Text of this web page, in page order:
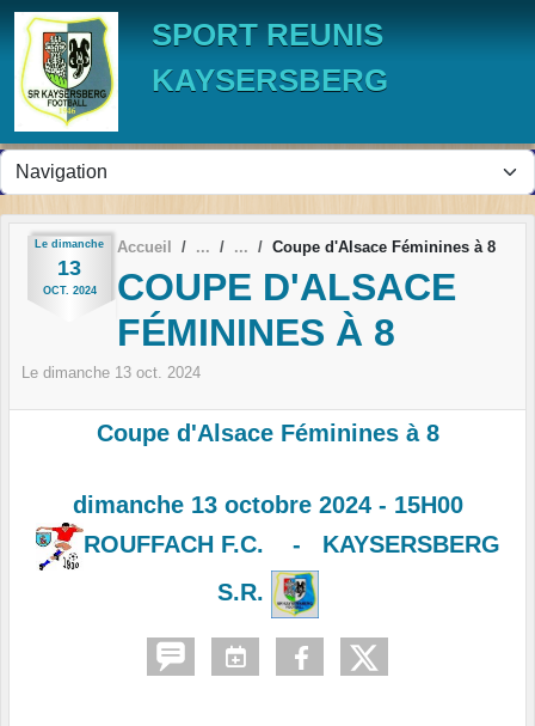
SPORT REUNIS
KAYSERSBERG
Le dimanche
13
OCT. 2024
Accueil Coupe d'Alsace Féminines à 8
COUPE D'ALSACE
FÉMININES À 8
Le dimanche 13 oct. 2024
Coupe d'Alsace Féminines à 8
dimanche 13 octobre 2024 - 15H00
ROUFFACH F.C. -
KAYSERSBERG
S.R.
Panneau de gestion des cookies